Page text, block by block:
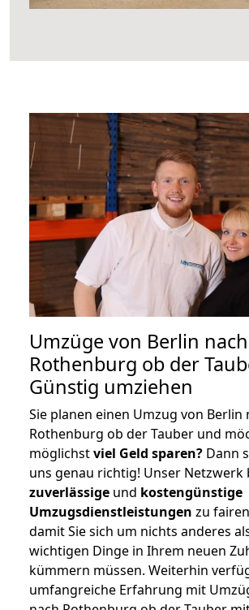
Umzüge von Berlin nach
Rothenburg ob der
Günstig umziehen
Sie planen einen Umzug von Berlin
Rothenburg ob der Tauber und
möglichstviel Geld sparen? Dann
uns genau richtig! Unser Netzwerk
zuverlässige und kostengünstige
Umzugsdienstleistungen zu
damit Sie sich um nichts anderes
wichtigen Dinge in Ihrem neuen
kümmern müssen. Weiterhin
umfangreiche Erfahrung mit